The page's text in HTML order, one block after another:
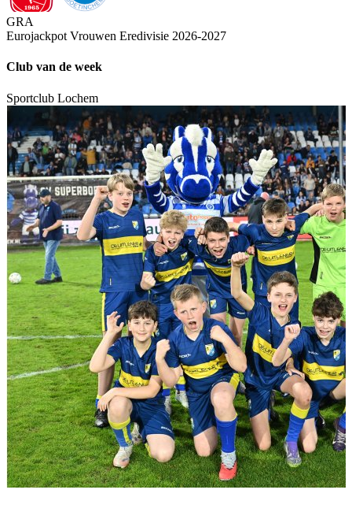
GRA
Eurojackpot Vrouwen Eredivisie 2026-2027
Club van de week
Sportclub Lochem